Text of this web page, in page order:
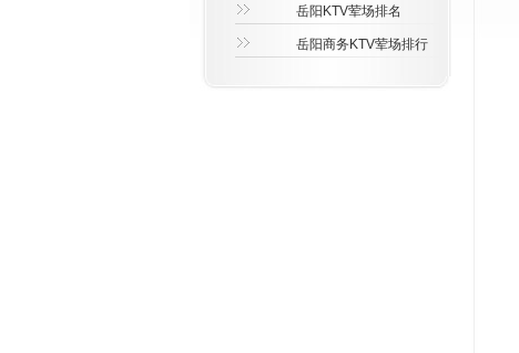
岳阳KTV荤场排名
岳阳商务KTV荤场排行